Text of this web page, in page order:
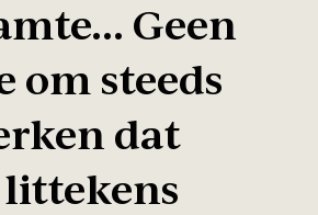
Geen
om steeds
dat